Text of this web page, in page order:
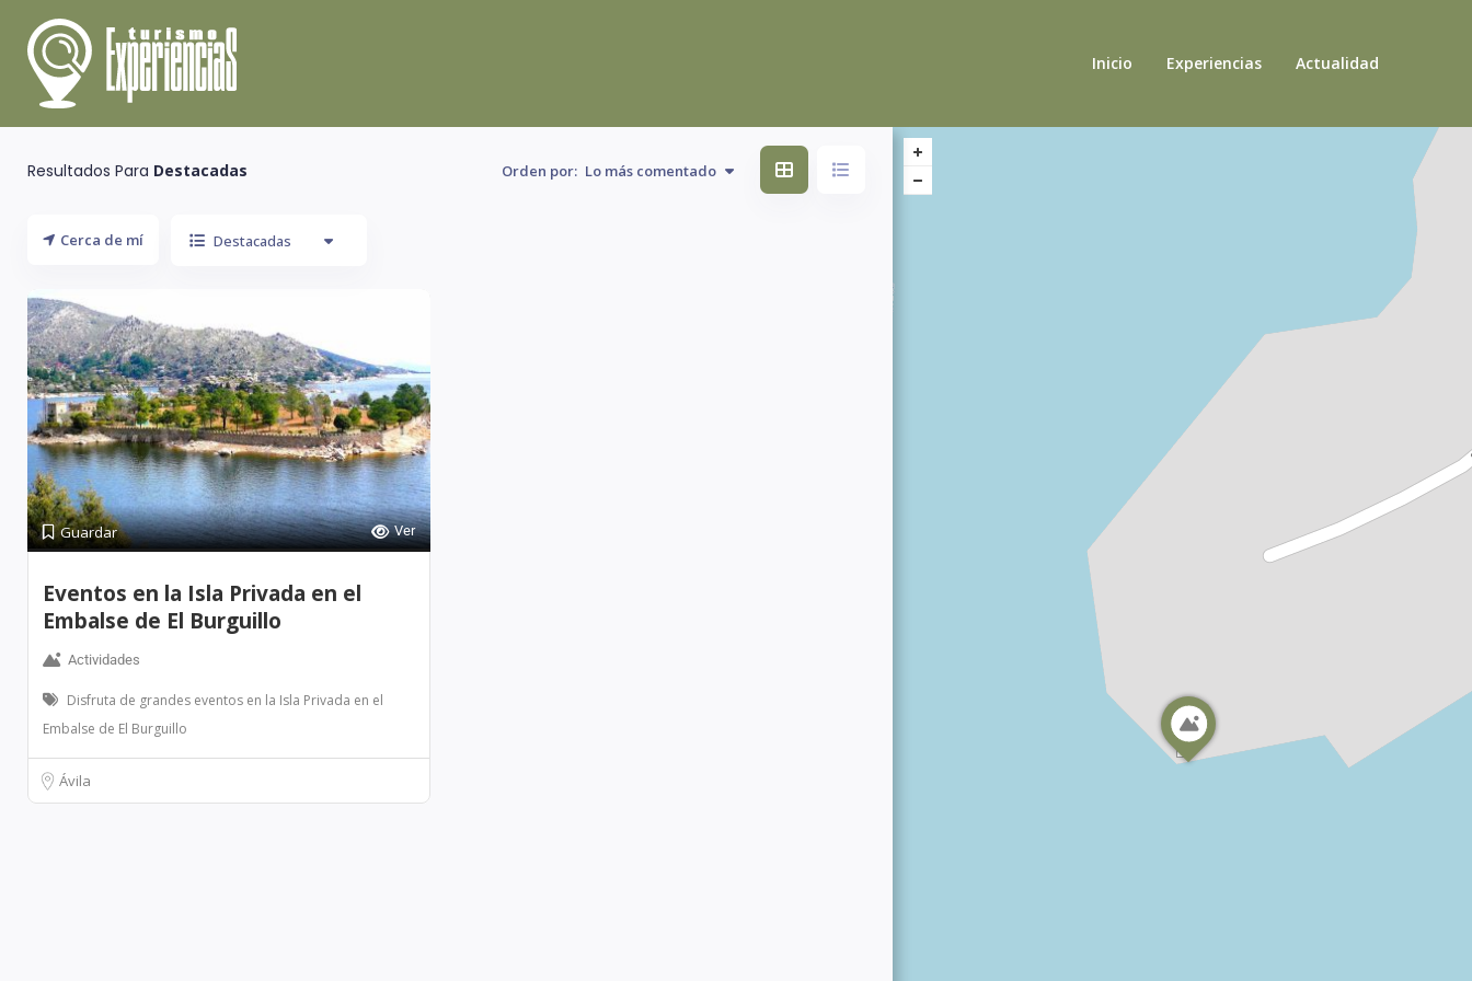
Inicio Experiencias Actualidad
Resultados Para Destacadas Orden por: Lo más comentado
Cerca de mí Destacadas
Guardar Ver
Eventos en la Isla Privada en el
Embalse de El Burguillo
Actividades
Disfruta de grandes eventos en la Isla Privada en el
Embalse de El Burguillo
Ávila